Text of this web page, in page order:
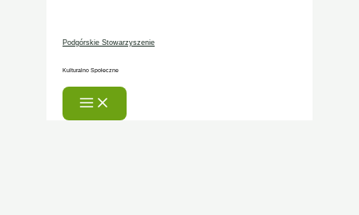
Podgórskie Stowarzyszenie
Kulturalno Społeczne